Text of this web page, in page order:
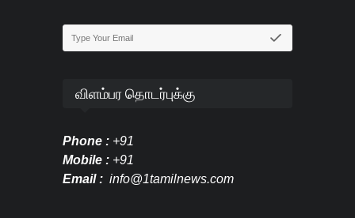
விளம்பர தொடர்புக்கு
Phone : +91
Mobile : +91
Email : info@1tamilnews.com